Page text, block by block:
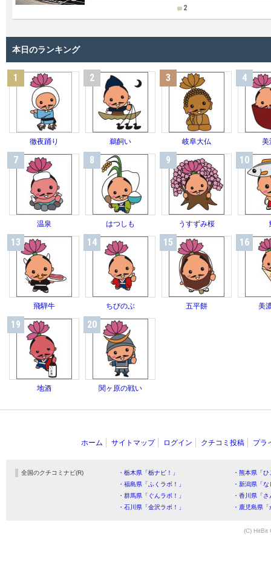
2
本日のランキング
1
徹夜踊り
2
鵜飼い
3
岐阜大仏
4
美
7
温泉
8
はつしも
9
うすずみ桜
10
13
飛騨牛
14
ちびのぶ
15
五平餅
16
美
19
地酒
20
関ヶ原の戦い
ホーム サイトマップ ログイン クチコミ投稿 プラ
全国のクチコミナビ(R) ・栃木県「栃ナビ！」
・熊本県「
・福島県「ふくラボ！」
・新潟県「
・群馬県「ぐんラボ！」
・香川県「
・石川県「金沢ラボ！」
・鹿児島県
(C) HitBit